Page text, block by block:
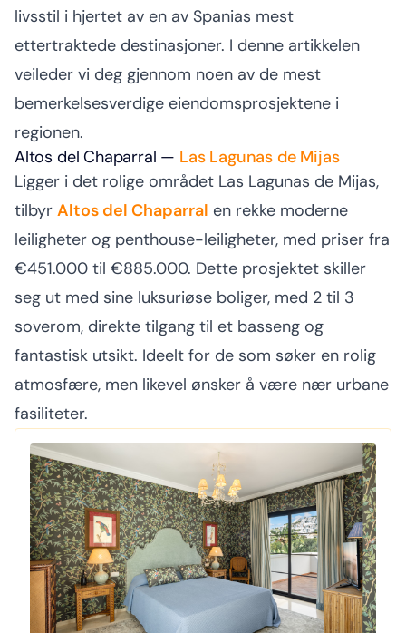
livsstil i hjertet av en av Spanias mest
ettertraktede destinasjoner. I denne artikkelen
veileder vi deg gjennom noen av de mest
bemerkelsesverdige eiendomsprosjektene i
regionen.
Altos del Chaparral — Las Lagunas de Mijas
Ligger i det rolige området Las Lagunas de Mijas,
tilbyr Altos del Chaparral en rekke moderne
leiligheter og penthouse-leiligheter, med priser fra
€451.000 til €885.000. Dette prosjektet skiller
seg ut med sine luksuriøse boliger, med 2 til 3
soverom, direkte tilgang til et basseng og
fantastisk utsikt. Ideelt for de som søker en rolig
atmosfære, men likevel ønsker å være nær urbane
fasiliteter.